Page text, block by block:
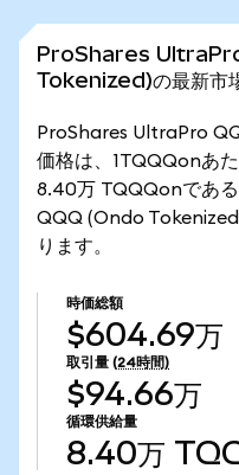
ProShares
Tokenized)の最新市
ProShares UltraPro
価格は、1TQQQonあ
8.40万 TQQQonであ
QQQ (Ondo
ります。
時価総額
$604.69万
取引量 (24時間)
$94.66万
循環供給量
8.40万